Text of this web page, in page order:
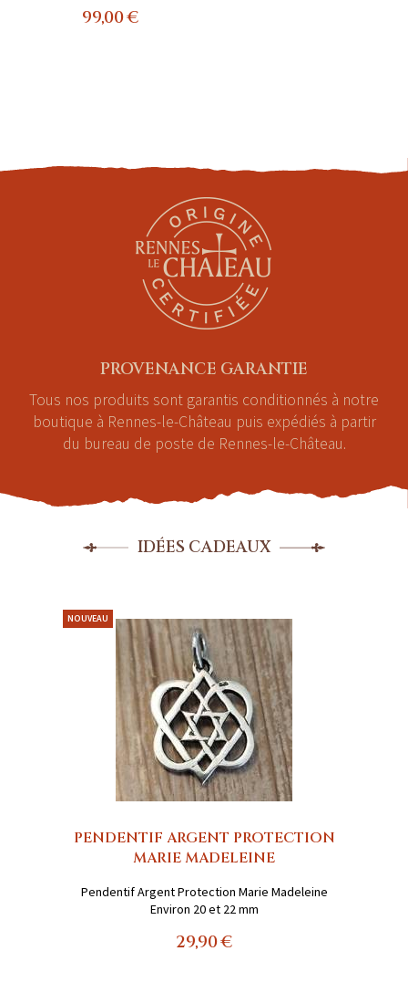
99,00 €
PROVENANCE GARANTIE
Tous nos produits sont garantis conditionnés à notre
boutique à Rennes-le-Château puis expédiés à partir
du bureau de poste de Rennes-le-Château.
IDÉES CADEAUX
NOUVEAU
PENDENTIF ARGENT PROTECTION
MARIE MADELEINE
Pendentif Argent Protection Marie Madeleine
Environ 20 et 22 mm
29,90 €